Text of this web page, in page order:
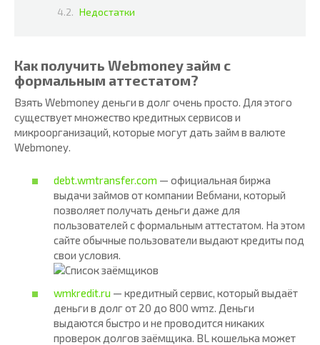
Недостатки
Как получить Webmoney займ с
формальным аттестатом?
Взять Webmoney деньги в долг очень просто. Для этого
существует множество кредитных сервисов и
микроорганизаций, которые могут дать займ в валюте
Webmoney.
debt.wmtransfer.com — официальная биржа
выдачи займов от компании Вебмани, который
позволяет получать деньги даже для
пользователей с формальным аттестатом. На этом
сайте обычные пользователи выдают кредиты под
свои условия.
wmkredit.ru — кредитный сервис, который выдаёт
деньги в долг от 20 до 800 wmz. Деньги
выдаются быстро и не проводится никаких
проверок долгов заёмщика. BL кошелька может